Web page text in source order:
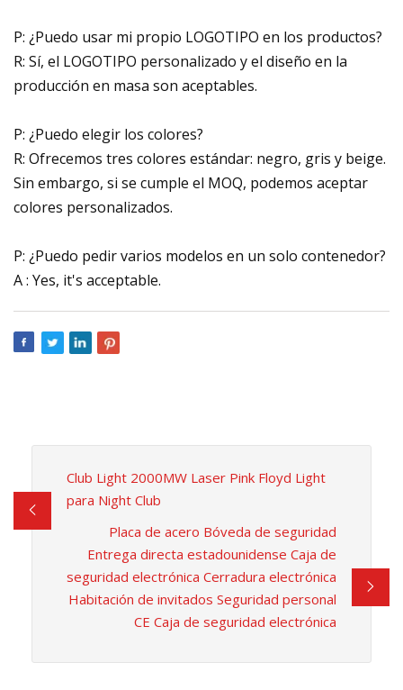
P: ¿Puedo usar mi propio LOGOTIPO en los productos?
R: Sí, el LOGOTIPO personalizado y el diseño en la
producción en masa son aceptables.
P: ¿Puedo elegir los colores?
R: Ofrecemos tres colores estándar: negro, gris y beige.
Sin embargo, si se cumple el MOQ, podemos aceptar
colores personalizados.
P: ¿Puedo pedir varios modelos en un solo contenedor?
A : Yes, it's acceptable.
Club Light 2000MW Laser Pink Floyd Light
para Night Club
Placa de acero Bóveda de seguridad
Entrega directa estadounidense Caja de
seguridad electrónica Cerradura electrónica
Habitación de invitados Seguridad personal
CE Caja de seguridad electrónica